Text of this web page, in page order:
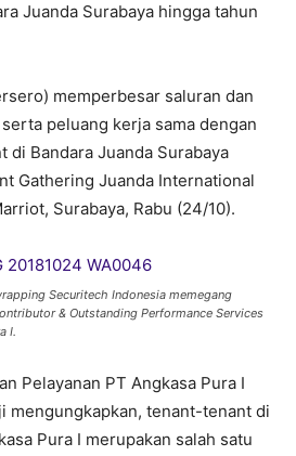
Juanda Surabaya hingga tahun
memperbesar saluran dan
peluang kerja sama dengan
di Bandara Juanda Surabaya
Gathering Juanda International
Surabaya, Rabu (24/10).
Securitech Indonesia memegang
& Outstanding Performance Services
I.
Pelayanan PT Angkasa Pura I
mengungkapkan, tenant-tenant di
Pura I merupakan salah satu